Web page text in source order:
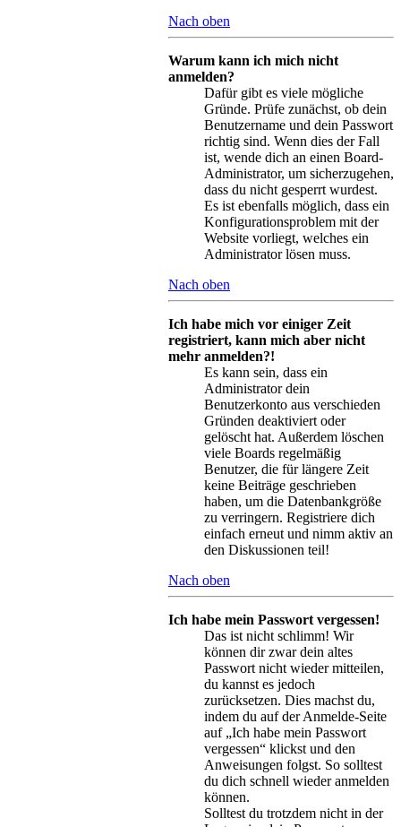
Nach oben
Warum kann ich mich nicht
anmelden?
Dafür gibt es viele mögliche
Gründe. Prüfe zunächst, ob dein
Benutzername und dein Passwort
richtig sind. Wenn dies der Fall
ist, wende dich an einen Board-
Administrator, um sicherzugehen,
dass du nicht gesperrt wurdest.
Es ist ebenfalls möglich, dass ein
Konfigurationsproblem mit der
Website vorliegt, welches ein
Administrator lösen muss.
Nach oben
Ich habe mich vor einiger Zeit
registriert, kann mich aber nicht
mehr anmelden?!
Es kann sein, dass ein
Administrator dein
Benutzerkonto aus verschieden
Gründen deaktiviert oder
gelöscht hat. Außerdem löschen
viele Boards regelmäßig
Benutzer, die für längere Zeit
keine Beiträge geschrieben
haben, um die Datenbankgröße
zu verringern. Registriere dich
einfach erneut und nimm aktiv an
den Diskussionen teil!
Nach oben
Ich habe mein Passwort vergessen!
Das ist nicht schlimm! Wir
können dir zwar dein altes
Passwort nicht wieder mitteilen,
du kannst es jedoch
zurücksetzen. Dies machst du,
indem du auf der Anmelde-Seite
auf „Ich habe mein Passwort
vergessen“ klickst und den
Anweisungen folgst. So solltest
du dich schnell wieder anmelden
können.
Solltest du trotzdem nicht in der